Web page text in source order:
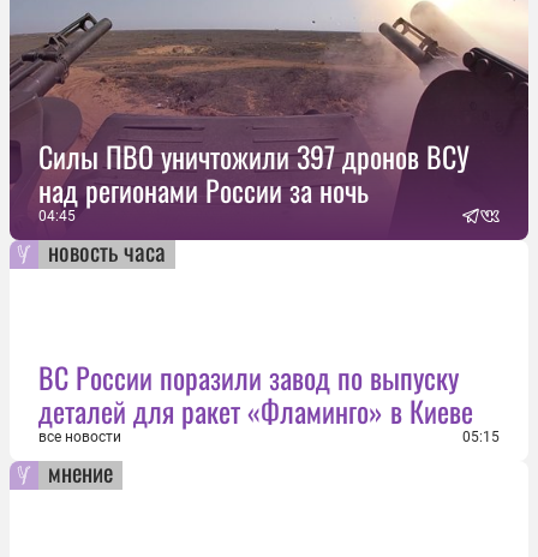
Силы ПВО уничтожили 397 дронов ВСУ
над регионами России за ночь
04:45
новость часа
ВС России поразили завод по выпуску
деталей для ракет «Фламинго» в Киеве
все новости 05:15
мнение